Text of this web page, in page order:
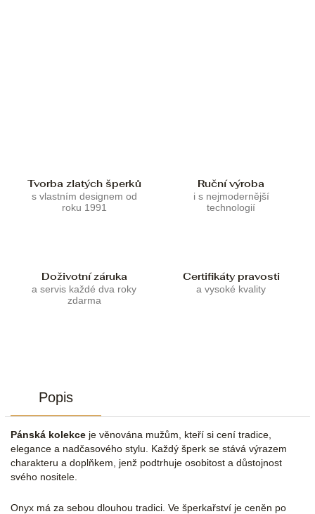
Tvorba zlatých šperků
s vlastním designem od
roku 1991
Ruční výroba
i s nejmodernější
technologií
Doživotní záruka
a servis každé dva roky
zdarma
Certifikáty pravosti
a vysoké kvality
Popis
Pánská kolekce je věnována mužům, kteří si cení tradice,
elegance a nadčasového stylu. Každý šperk se stává výrazem
charakteru a doplňkem, jenž podtrhuje osobitost a důstojnost
svého nositele.
Onyx má za sebou dlouhou tradici. Ve šperkařství je ceněn po